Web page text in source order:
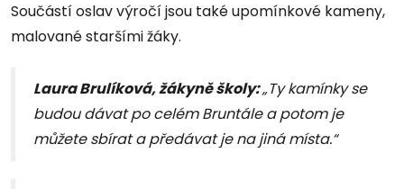
Součástí oslav výročí jsou také upomínkové kameny,
malované staršími žáky.
Laura Brulíková, žákyně školy:„Ty kamínky se
budou dávat po celém Bruntále a potom je
můžete sbírat a předávat je na jiná místa.“